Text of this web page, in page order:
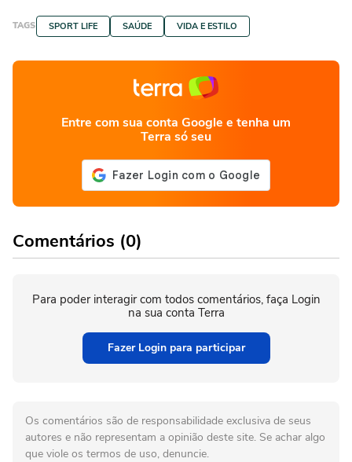
TAGS SPORT LIFE SAÚDE VIDA E ESTILO
Entre com sua conta Google e tenha um
Terra só seu
Comentários (0)
Para poder interagir com todos comentários, faça Login
na sua conta Terra
Fazer Login para participar
Os comentários são de responsabilidade exclusiva de seus
autores e não representam a opinião deste site. Se achar algo
que viole os termos de uso, denuncie.